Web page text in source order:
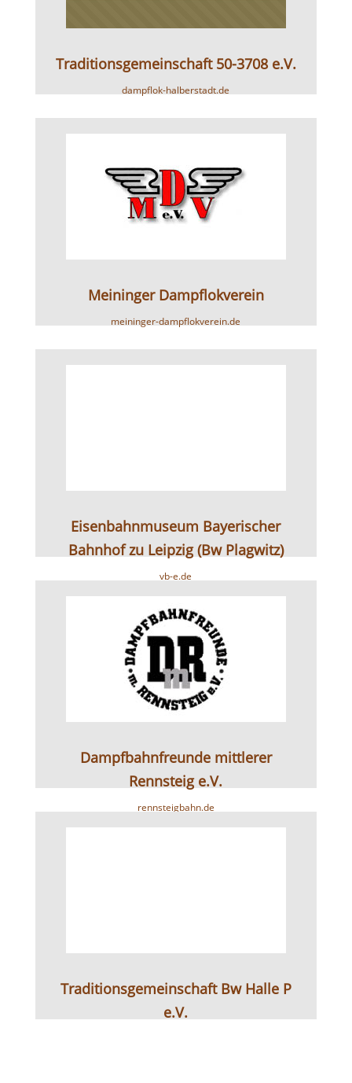
Traditionsgemeinschaft 50-3708 e.V.
dampflok-halberstadt.de
Meininger Dampflokverein
meininger-dampflokverein.de
Eisenbahnmuseum Bayerischer
Bahnhof zu Leipzig (Bw Plagwitz)
vb-e.de
Dampfbahnfreunde mittlerer
Rennsteig e.V.
rennsteigbahn.de
Traditionsgemeinschaft Bw Halle P
e.V.